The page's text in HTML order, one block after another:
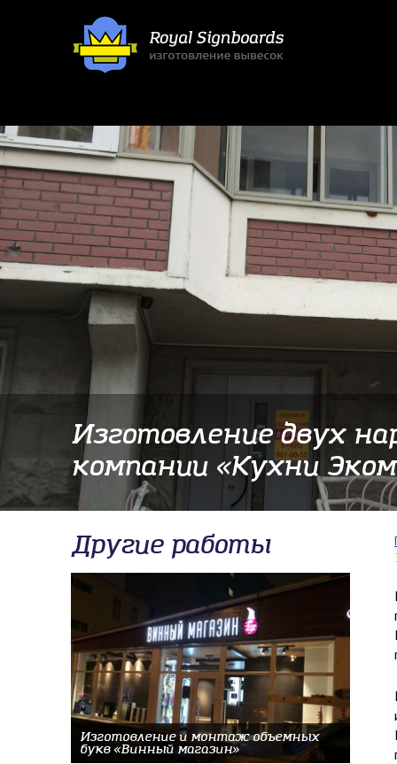
Изготовление двух
компании «Кухни
Другие работы
Изготовление и монтаж объемных
букв «Винный магазин»